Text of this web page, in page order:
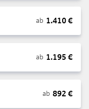
ab 1.410€
ab 1.195 €
ab 892 €